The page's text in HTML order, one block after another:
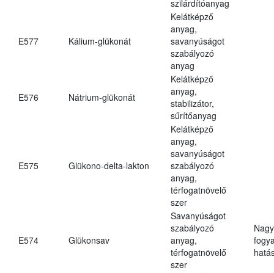
szilárdítóanyag
E577 Kálium-glükonát
Kelátképző
anyag,
savanyúságot
szabályozó
anyag
E576 Nátrium-glükonát
Kelátképző
anyag,
stabilizátor,
sűrítőanyag
E575 Glükono-delta-lakton
Kelátképző
anyag,
savanyúságot
szabályozó
anyag,
térfogatnövelő
szer
E574 Glükonsav
Savanyúságot
szabályozó
anyag,
térfogatnövelő
szer